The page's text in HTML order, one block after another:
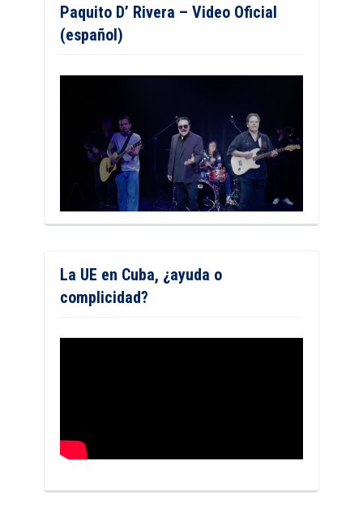
Paquito D’ Rivera – Video Oficial
(español)
La UE en Cuba, ¿ayuda o
complicidad?